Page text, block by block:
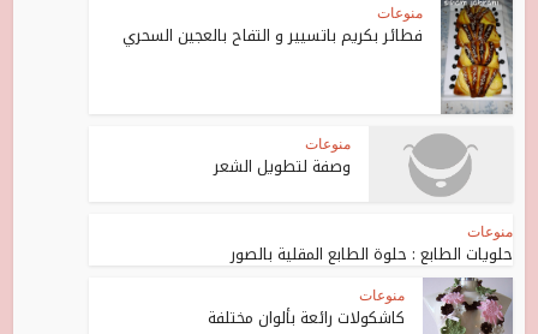
منوعات
فطائر بكريم باتسيير و التفاح بالعجين السحري
منوعات
وصفة لتطويل الشعر
منوعات
حلويات الطابع : حلوة الطابع المقلية بالصور
منوعات
كاشكولات رائعة بألوان مختلفة